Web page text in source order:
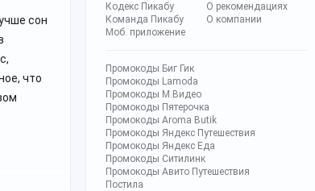
Кодекс Пикабу
Команда Пикабу
Моб. приложение
О рекомендациях
О компании
Промокоды Биг Гик
Промокоды Lamoda
Промокоды М.Видео
Промокоды Пятерочка
Промокоды Aroma Butik
Промокоды Яндекс Путешествия
Промокоды Яндекс Еда
Промокоды Ситилинк
Промокоды Авито Путешествия
Постила
сон
что